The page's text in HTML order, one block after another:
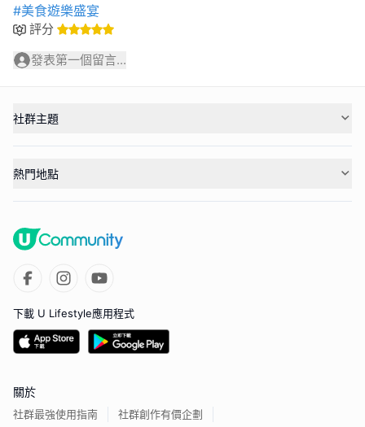
#美食遊樂盛宴
評分
發表第一個留言...
社群主題
熱門地點
下載 U Lifestyle應用程式
關於
社群最強使用指南 社群創作有價企劃